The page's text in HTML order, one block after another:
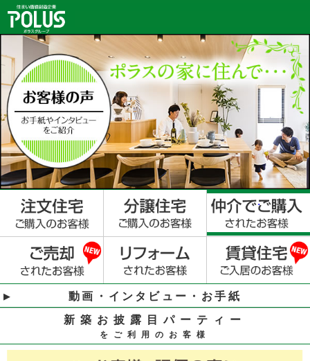
動画・インタビュー・お手紙
新築お披露目パーティー
をご利用のお客様